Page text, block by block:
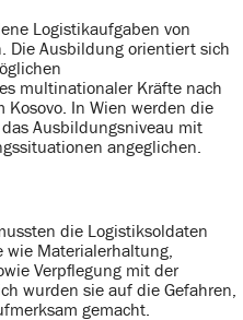
Logistikaufgaben von
Die Ausbildung orientiert sich
multinationaler Kräfte nach
Kosovo. In Wien werden die
Ausbildungsniveau mit
angeglichen.
die Logistiksoldaten
wie Materialerhaltung,
Verpflegung mit der
wurden sie auf die Gefahren,
gemacht.